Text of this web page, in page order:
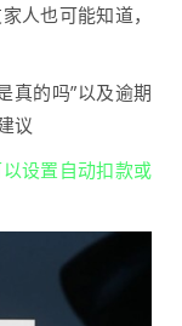
人也可能知道，
真的吗”以及逾期
议
设置自动扣款或